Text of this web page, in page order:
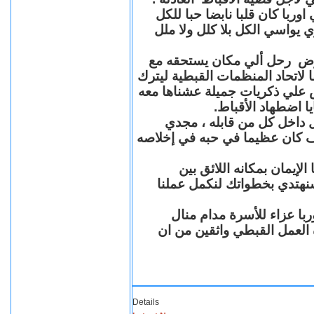
كان قلبا نابضا حبا للكل
يواسي الكل بلا كلل ولا ملل
رحل ألي مكان يستحقه مع
المنظمات القبطية ليترك
علي ذكريات جميلة عشناها معه
اضطهاد الأقباط.
داخل كل من قابله ، مجدي
عظيما في حبه في إخلاصه
بمكانه اللائق بين
بخطواتك لنكمل عملنا
عزاء للأسرة مدام منال
العمل القبطي واثقين من ان
Details